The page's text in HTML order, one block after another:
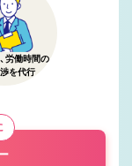
労働時間の
を代行